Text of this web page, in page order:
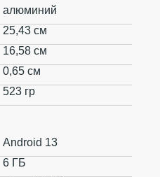
алюминий
25,43 см
16,58 см
0,65 см
523 гр
Android 13
6 ГБ